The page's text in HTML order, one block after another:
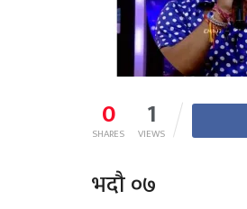
0
SHARES 1
VIEWS
भदौ ०७